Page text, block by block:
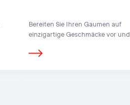
Bereiten Sie Ihren Gaumen auf
einzigartige Geschmäcke vor und